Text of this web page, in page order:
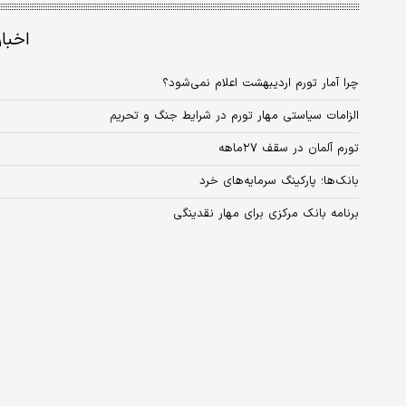
چرا آمار تورم اردیبهشت اعلام نمی‌شود؟
الزامات سیاستی مهار تورم در شرایط جنگ و تحریم
تورم آلمان در سقف ۲۷ماهه
بانک‌ها؛ پارکینگ سرمایه‌های خرد
برنامه بانک مرکزی برای مهار نقدینگی